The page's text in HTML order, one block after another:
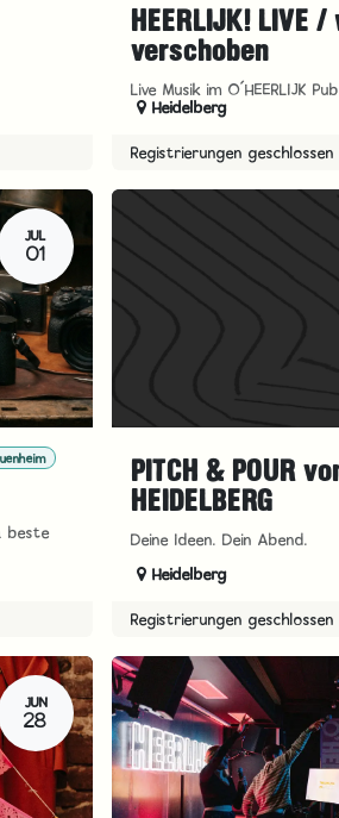
HEERLIJK! LIVE
verschoben
Live Musik im O´HEERLIJK Pub
Heidelberg
Registrierungen geschlossen
JUL
01
beste
PITCH & POUR
HEIDELBERG
Deine Ideen. Dein Abend.
Heidelberg
Registrierungen geschlossen
JUN
28